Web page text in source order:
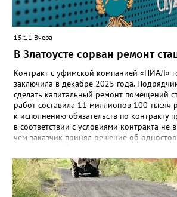
15:11 Вчера
В Златоусте сорван ремонт
Контракт с уфимской компанией «ПИАЛ»
заключила в декабре 2025 года.
сделать капитальный ремонт помещений
работ составила 11 миллионов 100 тысяч
к исполнению обязательств по контракту
в соответствии с условиями контракта не
чем заказчик принял решение об
Челябинском УФАС. Антимонопольная
решение включить ООО «ПИАЛ» в реестр
поставщиков. В чёрном списке уфимский
года.